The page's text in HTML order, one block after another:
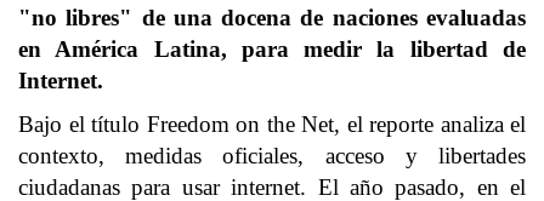
"no libres" de una docena de naciones evaluadas
en América Latina, para medir la libertad de
Internet.
Bajo el título Freedom on the Net, el reporte analiza el
contexto, medidas oficiales, acceso y libertades
ciudadanas para usar internet. El año pasado, en el